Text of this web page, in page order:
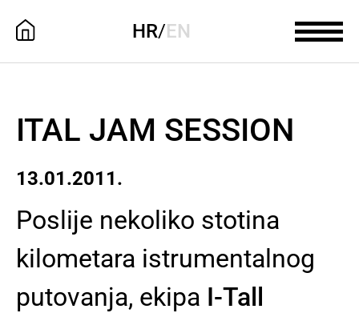
HR/EN
ITAL JAM SESSION
13.01.2011.
Poslije nekoliko stotina
kilometara istrumentalnog
putovanja, ekipa I-Tall